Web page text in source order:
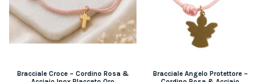
Bracciale Croce – Cordino Rosa &
Bracciale Angelo Protettore –